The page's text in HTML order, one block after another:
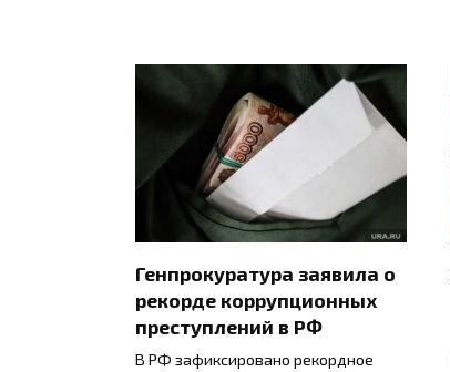
Генпрокуратура заявила о
рекорде коррупционных
преступлений в РФ
В РФ зафиксировано рекордное